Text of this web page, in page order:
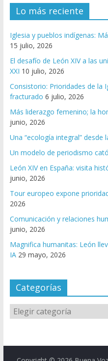
Lo más reciente
Iglesia y pueblos indígenas:
15 julio, 2026
El desafío de León XIV a las
XXI 10 julio, 2026
Consistorio: Prioridades de la
fracturado 6 julio, 2026
Más liderazgo femenino; la
junio, 2026
Una “ecología integral” desde
Un modelo de periodismo
León XIV en España: visita
junio, 2026
Tour europeo expone
2026
Comunicación y relaciones
junio, 2026
Magnifica humanitas: León
IA 29 mayo, 2026
Categorías